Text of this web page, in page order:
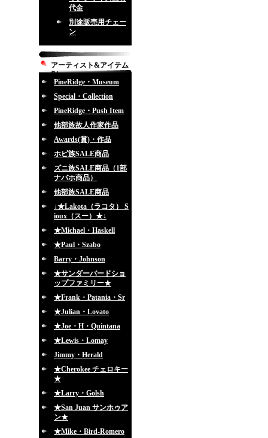
代金
別途販売用チェー
ン
アーティスト&アイテム
別
PineRidge・Museum
Special・Collection
PineRidge・Push Item
他部族故人作家作品
Awards(賞)・作品
ホピ族SALE商品
ズニ族SALE商品（1部
ナバホ商品）
他部族SALE商品
↓★Lakota（ラコタ） S
ioux（スー）★↓
★Michael・Haskell
★Paul・Szabo
Barry・Johnson
★サンダーバードショ
ップファミリー★
★Frank・Patania・Sr
★Julian・Lovato
★Joe・H・Quintana
★Lewis・Lomay
Jimmy・Herald
★Cherokee チェロキー
★
★Larry・Golsh
★San Juan サンホゥア
ン★
★Mike・Bird-Romero